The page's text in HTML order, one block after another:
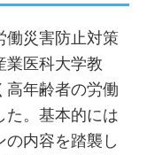
働災害防止対策
業医科大学教
高年齢者の労働
た。基本的には
内容を踏襲し